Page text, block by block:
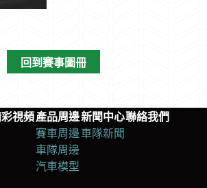
回到賽事圖冊
視頻產品周邊
賽車周邊
車隊周邊
汽車模型
新聞中心
車隊新聞
聯絡我們